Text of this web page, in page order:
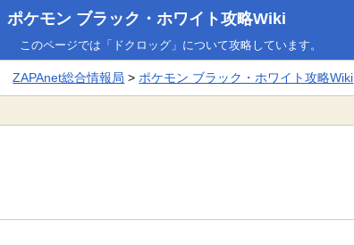
ポケモン ブラック・ホワイト攻略Wiki
このページでは「ドクロッグ」について攻略しています。
ZAPAnet総合情報局 >ポケモン ブラック・ホワイト攻略Wiki